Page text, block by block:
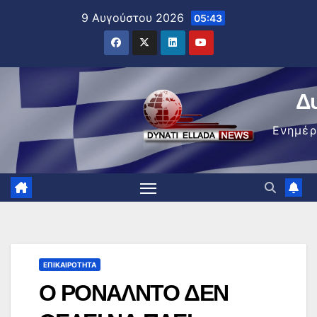
9 Αυγούστου 2026 05:43
ΕΠΙΚΑΙΡΌΤΗΤΑ
Ο ΡΟΝΑΛΝΤΟ ΔΕΝ